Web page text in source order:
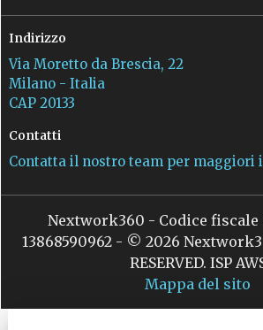
Indirizzo
Via Moretto da Brescia, 22
Milano - Italia
CAP 20133
Contatti
Contatta il nostro team per maggiori
Nextwork360 - Codice fiscale
13868590962 - © 2026
RESERVED. ISP
Mappa del sito